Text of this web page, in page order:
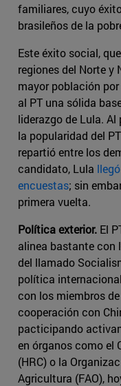
familiares, cuyo
brasileños de la
Este éxito social,
regiones del Norte y
mayor población
al PT una sólida
liderazgo de Lula.
la popularidad del
repartió entre los
candidato, Lula
encuestas; sin
primera vuelta.
Política exterior. El
alinea bastante
del llamado
política
con los miembros
cooperación con
pacticipando
en órganos como el
(HRC) o la
Agricultura (FAO),